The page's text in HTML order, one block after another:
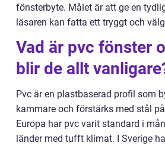
fönsterbyte. Målet är att ge en
läsaren kan fatta ett tryggt och
Vad är pvc fönster
blir de allt
Pvc är en plastbaserad profil som
kammare och förstärks med stål
Europa har pvc varit standard i
länder med tufft klimat. I Sverige